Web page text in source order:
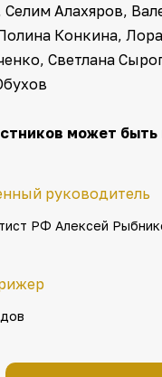
Селим Алахяров,
Конкина,
Светлана
может быть
руководитель
РФ Алексей